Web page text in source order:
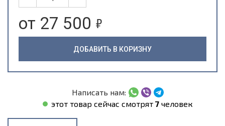
от 27 500 5
ДОБАВИТЬ В КОРИЗНУ
Написать нам:
этот товар сейчас смотрят 7человек